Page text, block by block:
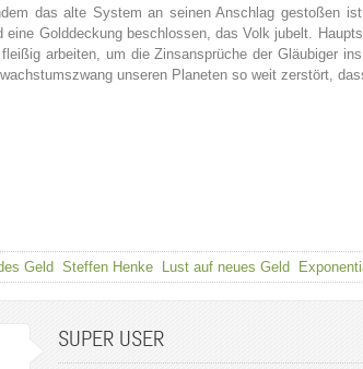
das alte System an seinen Anschlag gestoßen
eine Golddeckung beschlossen, das Volk jubelt.
arbeiten, um die Zinsansprüche der Gläubiger
unseren Planeten so weit zerstört,
Geld Steffen Henke Lust auf neues Geld
SUPER USER